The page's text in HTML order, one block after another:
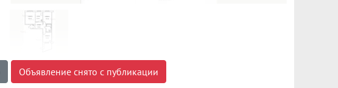
Объявление снято с публикации